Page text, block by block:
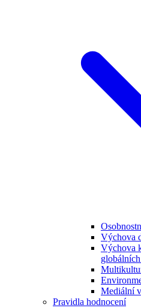
Výchova
Výchova
Mediální
Pravidla hodnocení